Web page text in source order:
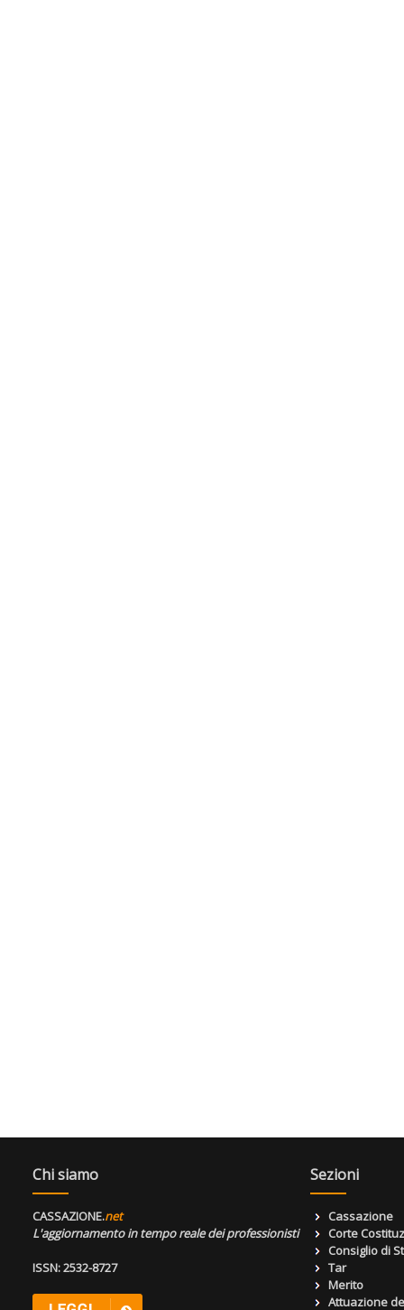
Chi siamo
CASSAZIONE.net
L'aggiornamento in tempo reale dei professionisti
ISSN: 2532-8727
Sezioni
Cassazione
Corte
Consiglio di
Tar
Merito
Attuazione